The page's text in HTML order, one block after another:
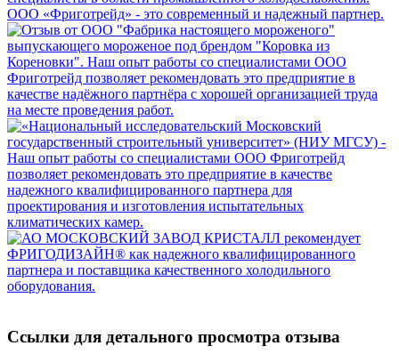
Ссылки для детального просмотра отзыва